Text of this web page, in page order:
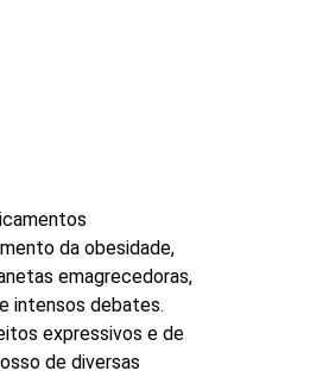
da obesidade,
emagrecedoras,
intensos debates.
expressivos e de
de diversas